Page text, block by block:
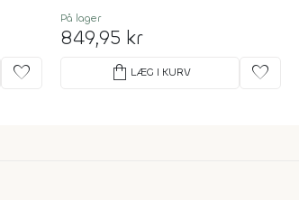
favorite
På lager
849,95 kr
shopping_bag LÆG I KURV favorite